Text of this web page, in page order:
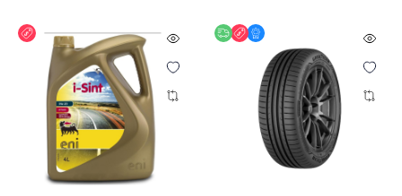
ფასდაკლება უფასო მიწოდება
ფასდაკლება